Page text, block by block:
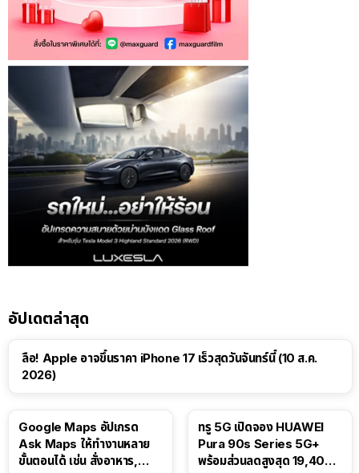
อัปเดตล่าสุด
ลือ! Apple อาจขึ้นราคา iPhone 17 เร็วสุดวันจันทร์นี้ (10 ส.ค.
2026)
Google Maps อัปเกรด
Ask Maps ให้ทำงานหลาย
ขั้นตอนได้ เช่น สั่งอาหาร,
ทรู 5G เปิดจอง HUAWEI
Pura 90s Series 5G+
พร้อมส่วนลดสูงสุด 19,400